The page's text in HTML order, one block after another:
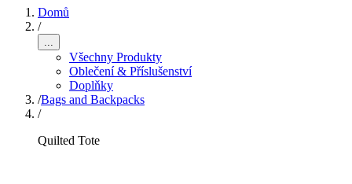
Domů
/
...
Všechny Produkty
Oblečení & Příslušenství
Doplňky
/Bags and Backpacks
/
Quilted Tote